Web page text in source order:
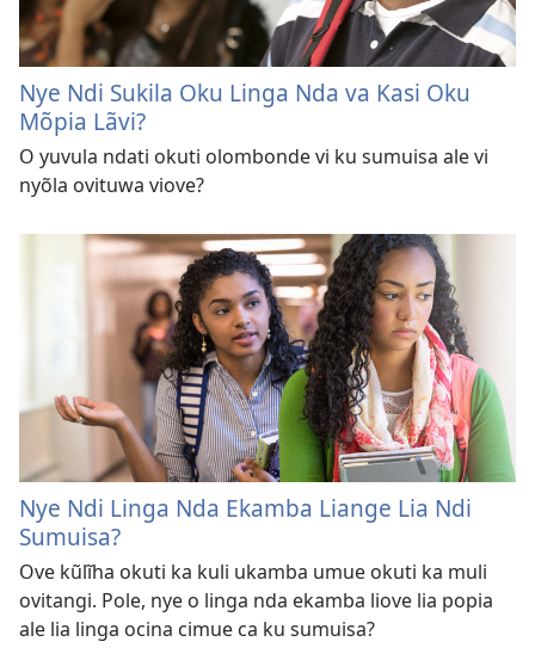
Nye Ndi Sukila Oku Linga Nda va Kasi Oku
Mõpia Lãvi?
O yuvula ndati okuti olombonde vi ku sumuisa ale vi
nyõla ovituwa viove?
Nye Ndi Linga Nda Ekamba Liange Lia Ndi
Sumuisa?
Ove kũlĩha okuti ka kuli ukamba umue okuti ka muli
ovitangi. Pole, nye o linga nda ekamba liove lia popia
ale lia linga ocina cimue ca ku sumuisa?